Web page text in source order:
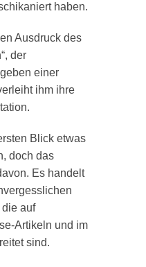
haben.
Ausdruck des
der
einer
ihm ihre
Blick etwas
doch das
Es handelt
auf
Artikeln und im
sind.